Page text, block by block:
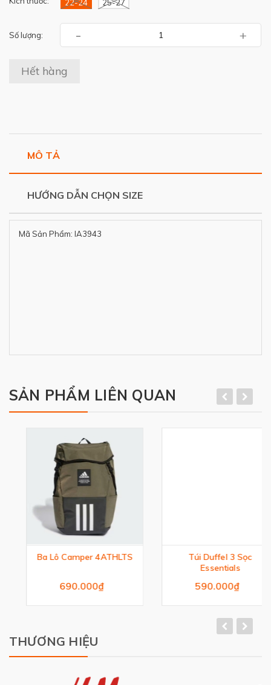
22-24 25-27
Số lượng: - +
Hết hàng
MÔ TẢ
HƯỚNG DẪN CHỌN SIZE
Mã Sản Phẩm: IA3943
SẢN PHẨM LIÊN QUAN
Ba Lô Camper 4ATHLTS
690.000₫
Túi Duffel 3 Sọc
Essentials
590.000₫
THƯƠNG HIỆU